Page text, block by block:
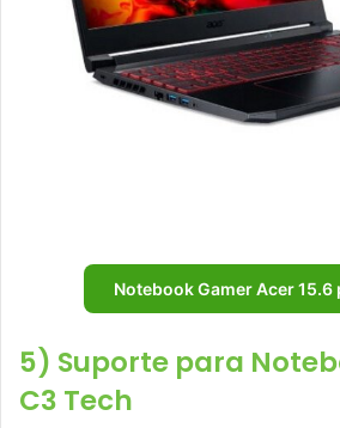
Notebook Gamer Acer 15.6
5) Suporte para
C3 Tech